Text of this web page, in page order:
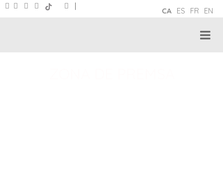
CA ES FR EN
|